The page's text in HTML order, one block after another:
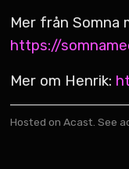
Mer från Somna
https://
Mer om Henrik:
Hosted on Acast. See